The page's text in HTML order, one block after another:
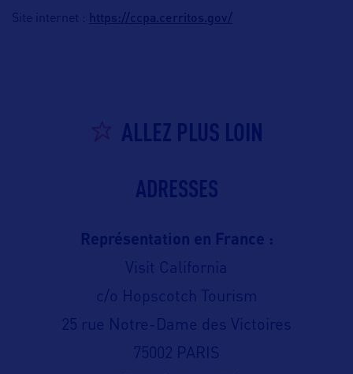
Site internet : https://ccpa.cerritos.gov/
ALLEZ PLUS LOIN
ADRESSES
Représentation en France :
Visit California
c/o Hopscotch Tourism
25 rue Notre-Dame des Victoires
75002 PARIS